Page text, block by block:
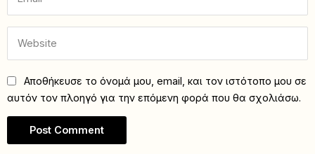
Αποθήκευσε το όνομά μου, email, και τον ιστότοπο μου σε
αυτόν τον πλοηγό για την επόμενη φορά που θα σχολιάσω.